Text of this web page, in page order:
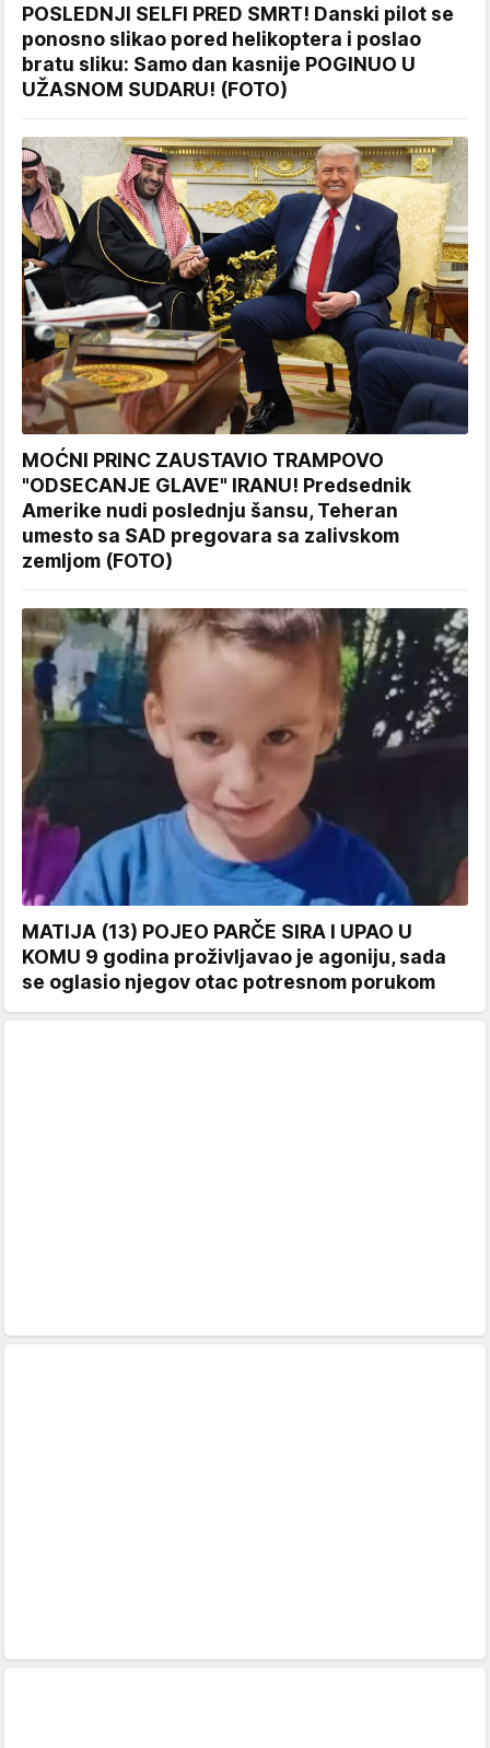
POSLEDNJI SELFI PRED SMRT! Danski pilot se
ponosno slikao pored helikoptera i poslao
bratu sliku: Samo dan kasnije POGINUO U
UŽASNOM SUDARU! (FOTO)
MOĆNI PRINC ZAUSTAVIO TRAMPOVO
"ODSECANJE GLAVE" IRANU! Predsednik
Amerike nudi poslednju šansu, Teheran
umesto sa SAD pregovara sa zalivskom
zemljom (FOTO)
MATIJA (13) POJEO PARČE SIRA I UPAO U
KOMU 9 godina proživljavao je agoniju, sada
se oglasio njegov otac potresnom porukom